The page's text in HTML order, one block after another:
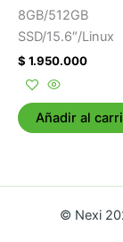
8GB/512GB
SSD/15.6″/Linux
$ 1.950.000
Añadir al
© Nexi